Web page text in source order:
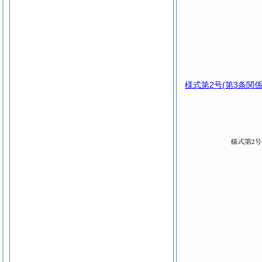
様式第2号(第3条関